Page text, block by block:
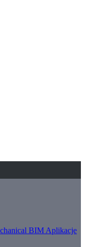
BIM Aplikacje